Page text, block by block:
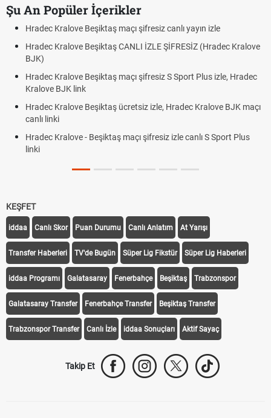
Şu An Popüler İçerikler
Hradec Kralove Beşiktaş maçı şifresiz canlı yayın izle
Hradec Kralove Beşiktaş CANLI İZLE ŞİFRESİZ (Hradec Kralove
BJK)
Hradec Kralove Beşiktaş maçı şifresiz S Sport Plus izle, Hradec
Kralove BJK link
Hradec Kralove Beşiktaş ücretsiz izle, Hradec Kralove BJK maçı
canlı linki
Hradec Kralove - Beşiktaş maçı şifresiz izle canlı S Sport Plus
linki
KEŞFET
iddaa Canlı Skor Puan Durumu Canlı Anlatım At Yarışı
Transfer Haberleri TV'de Bugün Süper Lig Fikstür Süper Lig Haberleri
iddaa Programı Galatasaray Fenerbahçe Beşiktaş Trabzonspor
Galatasaray Transfer Fenerbahçe Transfer Beşiktaş Transfer
Trabzonspor Transfer Canlı İzle iddaa Sonuçları Aktif Sayaç
Takip Et